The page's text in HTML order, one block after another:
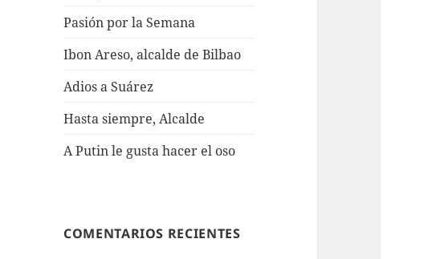
Pasión por la Semana
Ibon Areso, alcalde de Bilbao
Adios a Suárez
Hasta siempre, Alcalde
A Putin le gusta hacer el oso
COMENTARIOS RECIENTES